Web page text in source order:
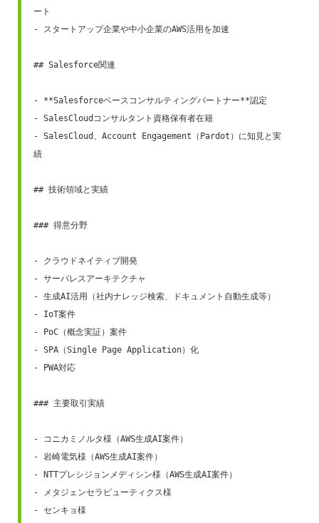
ート
- スタートアップ企業や中小企業のAWS活用を加速
## Salesforce関連
- **Salesforceベースコンサルティングパートナー**認定
- SalesCloudコンサルタント資格保有者在籍
- SalesCloud、Account Engagement（Pardot）に知見と実
績
## 技術領域と実績
### 得意分野
- クラウドネイティブ開発
- サーバレスアーキテクチャ
- 生成AI活用（社内ナレッジ検索、ドキュメント自動生成等）
- IoT案件
- PoC（概念実証）案件
- SPA（Single Page Application）化
- PWA対応
### 主要取引実績
- コニカミノルタ様（AWS生成AI案件）
- 岩崎電気様（AWS生成AI案件）
- NTTプレシジョンメディシン様（AWS生成AI案件）
- メタジェンセラピューティクス様
- センキョ様